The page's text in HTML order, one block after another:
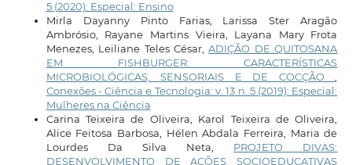
5 (2020): Especial: Ensino
Mirla Dayanny Pinto Farias, Larissa Ster Aragão
Ambrósio, Rayane Martins Vieira, Layana Mary Frota
Menezes, Leiliane Teles César,ADIÇÃO DE QUITOSANA
EM FISHBURGER: CARACTERÍSTICAS
MICROBIOLÓGICAS, SENSORIAIS E DE COCÇÃO
Conexões - Ciência e Tecnologia: v. 13 n. 5 (2019): Especial:
Mulheres na Ciência
Carina Teixeira de Oliveira, Karol Teixeira de Oliveira,
Alice Feitosa Barbosa, Hélen Abdala Ferreira, Maria de
Lourdes Da Silva Neta, PROJETO DIVAS:
DESENVOLVIMENTO DE AÇÕES SOCIOEDUCATIVAS